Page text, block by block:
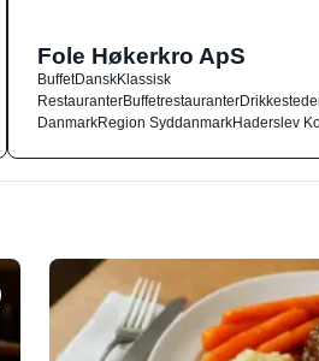
Fole Høkerkro ApS
BuffetDanskKlassisk
RestauranterBuffetrestauranter
DanmarkRegion SyddanmarkHaderslev